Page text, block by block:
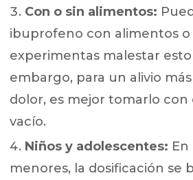
Con o sin alimentos:
ibuprofeno con alimentos o
experimentas malestar
embargo, para un alivio más
dolor, es mejor tomarlo con
vacío.
Niños y adolescentes: En
menores, la dosificación se